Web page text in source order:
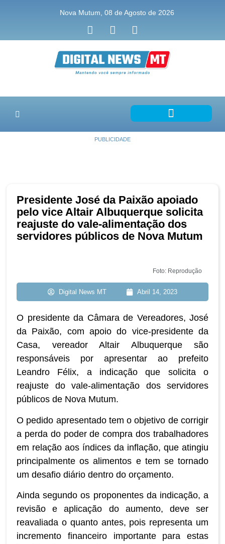
Nova Mutum, 08 de Agosto de 2026
PUBLICIDADE
Presidente José da Paixão apoiado
pelo vice Altair Albuquerque solicita
reajuste do vale-alimentação dos
servidores públicos de Nova Mutum
Foto: Reprodução
Digital News MT Abril 14, 2023
O presidente da Câmara de Vereadores, José
da Paixão, com apoio do vice-presidente da
Casa, vereador Altair Albuquerque são
responsáveis por apresentar ao prefeito
Leandro Félix, a indicação que solicita o
reajuste do vale-alimentação dos servidores
públicos de Nova Mutum.
O pedido apresentado tem o objetivo de corrigir
a perda do poder de compra dos trabalhadores
em relação aos índices da inflação, que atingiu
principalmente os alimentos e tem se tornado
um desafio diário dentro do orçamento.
Ainda segundo os proponentes da indicação, a
revisão e aplicação do aumento, deve ser
reavaliada o quanto antes, pois representa um
incremento financeiro importante para estas